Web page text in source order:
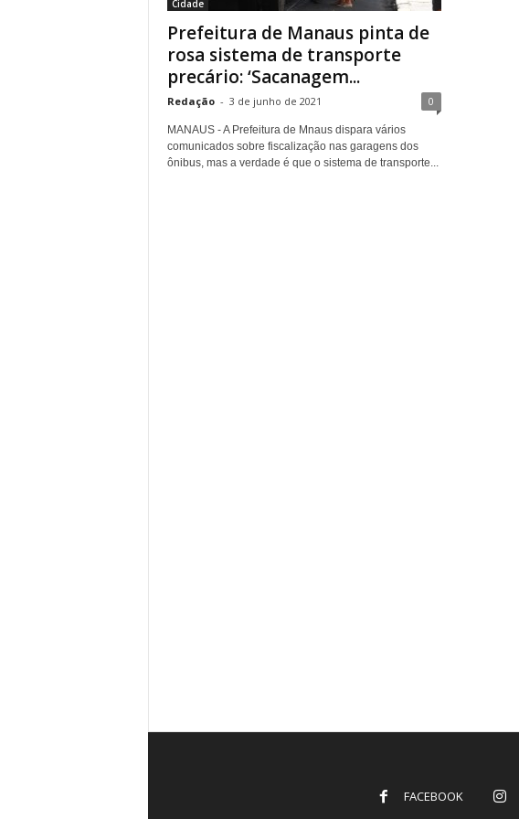
Cidade
Prefeitura de Manaus pinta de
rosa sistema de transporte
precário: ‘Sacanagem...
Redação - 3 de junho de 2021 0
MANAUS - A Prefeitura de Mnaus dispara vários
comunicados sobre fiscalização nas garagens dos
ônibus, mas a verdade é que o sistema de transporte...
FACEBOOK